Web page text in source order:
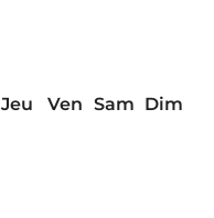
Jeu Ven Sam Dim